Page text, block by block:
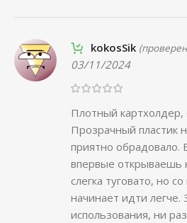
kokosSik
03/11/2024
Плотный картхолдер,
Прозрачный пластик
приятно обрадовало.
впервые открываешь
слегка туговато, но
начинает идти легче.
использования, ни